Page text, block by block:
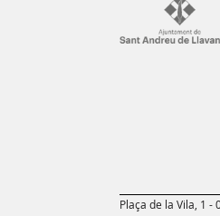
Plaça de la Vila, 1 -